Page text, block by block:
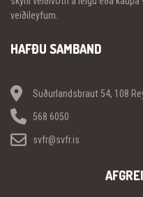
veiðileyfum.
HAFÐU SAMBAND
Suðurlandsbraut 54, 108
568 6050
svfr@svfr.is